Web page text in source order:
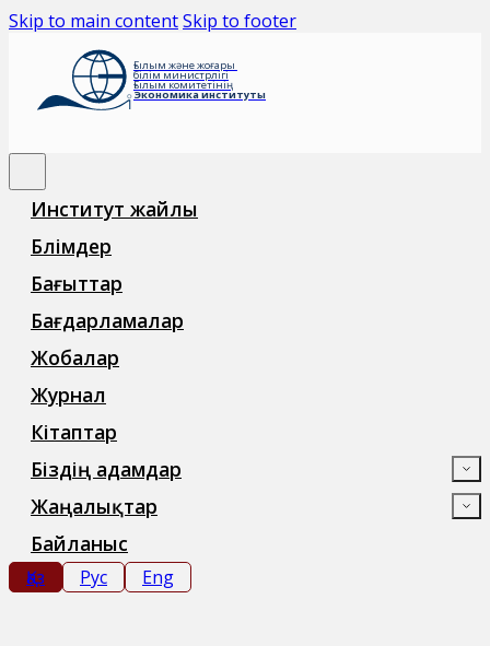
Skip to main contentSkip to footer
Ғылым және жоғары
білім министрлігі
Ғылым комитетінің
Экономика институты
Институт жайлы
Бөлімдер
Бағыттар
Бағдарламалар
Жобалар
Журнал
Кітаптар
Біздің адамдар
Жаңалықтар
Байланыс
Қаз Рус Eng